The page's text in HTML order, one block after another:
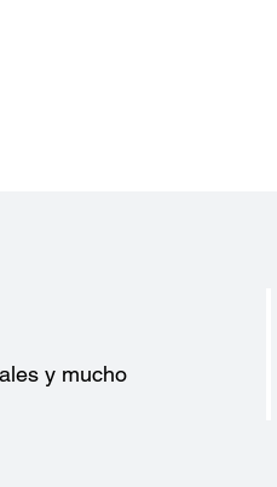
y mucho